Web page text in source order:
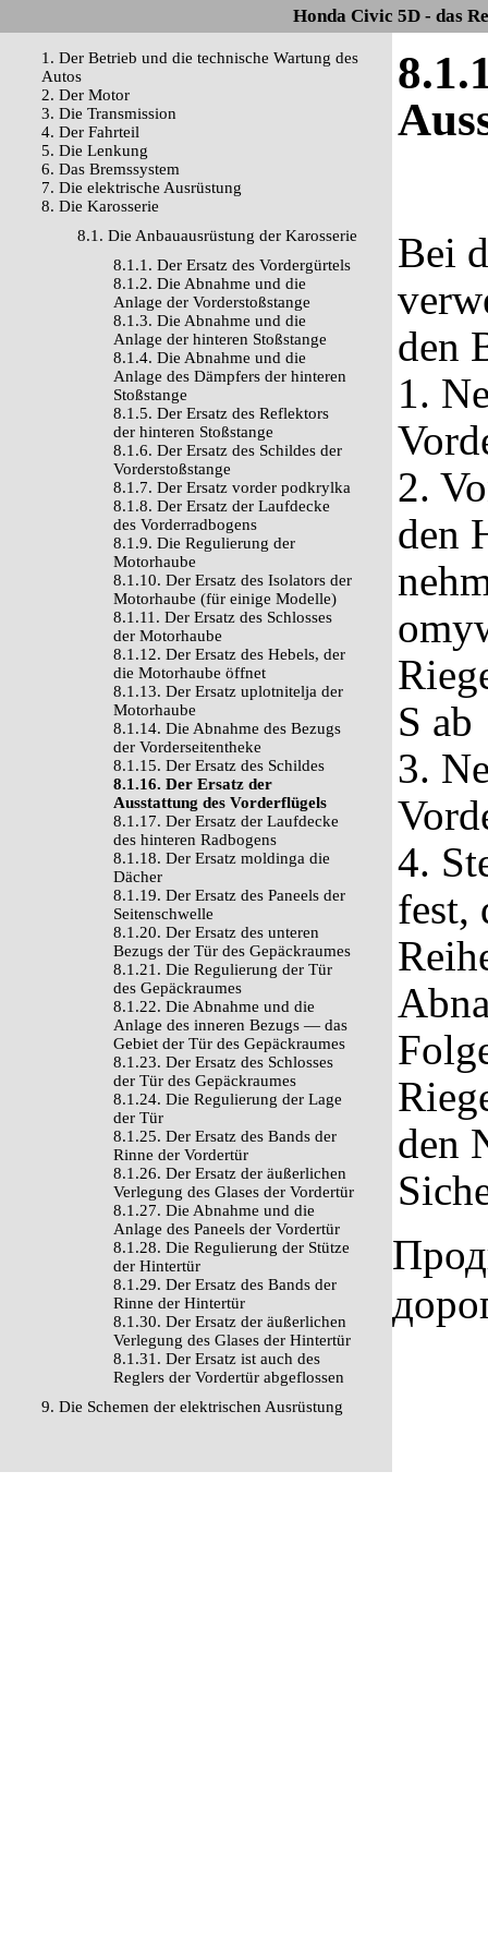
Honda Civic 5D - das
1. Der Betrieb und die technische Wartung des
Autos
2. Der Motor
3. Die Transmission
4. Der Fahrteil
5. Die Lenkung
6. Das Bremssystem
7. Die elektrische Ausrüstung
8. Die Karosserie
8.1. Die Anbauausrüstung der Karosserie
8.1.1. Der Ersatz des Vordergürtels
8.1.2. Die Abnahme und die
Anlage der Vorderstoßstange
8.1.3. Die Abnahme und die
Anlage der hinteren Stoßstange
8.1.4. Die Abnahme und die
Anlage des Dämpfers der hinteren
Stoßstange
8.1.5. Der Ersatz des Reflektors
der hinteren Stoßstange
8.1.6. Der Ersatz des Schildes der
Vorderstoßstange
8.1.7. Der Ersatz vorder podkrylka
8.1.8. Der Ersatz der Laufdecke
des Vorderradbogens
8.1.9. Die Regulierung der
Motorhaube
8.1.10. Der Ersatz des Isolators der
Motorhaube (für einige Modelle)
8.1.11. Der Ersatz des Schlosses
der Motorhaube
8.1.12. Der Ersatz des Hebels, der
die Motorhaube öffnet
8.1.13. Der Ersatz uplotnitelja der
Motorhaube
8.1.14. Die Abnahme des Bezugs
der Vorderseitentheke
8.1.15. Der Ersatz des Schildes
8.1.16. Der Ersatz der
Ausstattung des Vorderflügels
8.1.17. Der Ersatz der Laufdecke
des hinteren Radbogens
8.1.18. Der Ersatz moldinga die
Dächer
8.1.19. Der Ersatz des Paneels der
Seitenschwelle
8.1.20. Der Ersatz des unteren
Bezugs der Tür des Gepäckraumes
8.1.21. Die Regulierung der Tür
des Gepäckraumes
8.1.22. Die Abnahme und die
Anlage des inneren Bezugs — das
Gebiet der Tür des Gepäckraumes
8.1.23. Der Ersatz des Schlosses
der Tür des Gepäckraumes
8.1.24. Die Regulierung der Lage
der Tür
8.1.25. Der Ersatz des Bands der
Rinne der Vordertür
8.1.26. Der Ersatz der äußerlichen
Verlegung des Glases der Vordertür
8.1.27. Die Abnahme und die
Anlage des Paneels der Vordertür
8.1.28. Die Regulierung der Stütze
der Hintertür
8.1.29. Der Ersatz des Bands der
Rinne der Hintertür
8.1.30. Der Ersatz der äußerlichen
Verlegung des Glases der Hintertür
8.1.31. Der Ersatz ist auch des
Reglers der Vordertür abgeflossen
9. Die Schemen der elektrischen Ausrüstung
Bei
den
1.
2.
den
S ab
3.
4.
fest,
den